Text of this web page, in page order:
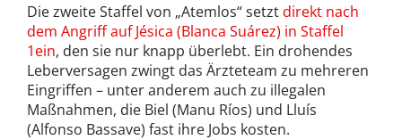
Die zweite Staffel von „Atemlos“ setztdirekt nach
dem Angriff auf Jésica (Blanca Suárez) in Staffel
1ein, den sie nur knapp überlebt. Ein drohendes
Leberversagen zwingt das Ärzteteam zu mehreren
Eingriffen – unter anderem auch zu illegalen
Maßnahmen, die Biel (Manu Ríos) und Lluís
(Alfonso Bassave) fast ihre Jobs kosten.